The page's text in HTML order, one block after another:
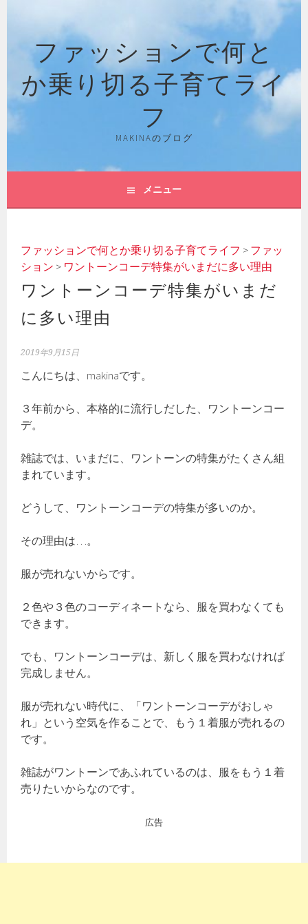
ファッションで何と
か乗り切る子育てライ
フ
MAKINAのブログ
メニュー
ファッションで何とか乗り切る子育てライフ > ファッ
ション > ワントーンコーデ特集がいまだに多い理由
ワントーンコーデ特集がいまだ
に多い理由
2019年9月15日
こんにちは、makinaです。
３年前から、本格的に流行しだした、ワントーンコー
デ。
雑誌では、いまだに、ワントーンの特集がたくさん組
まれています。
どうして、ワントーンコーデの特集が多いのか。
その理由は…。
服が売れないからです。
２色や３色のコーディネートなら、服を買わなくても
できます。
でも、ワントーンコーデは、新しく服を買わなければ
完成しません。
服が売れない時代に、「ワントーンコーデがおしゃ
れ」という空気を作ることで、もう１着服が売れるの
です。
雑誌がワントーンであふれているのは、服をもう１着
売りたいからなのです。
広告